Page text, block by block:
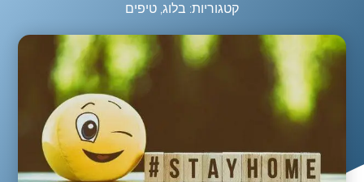
קטגוריות: בלוג, טיפים